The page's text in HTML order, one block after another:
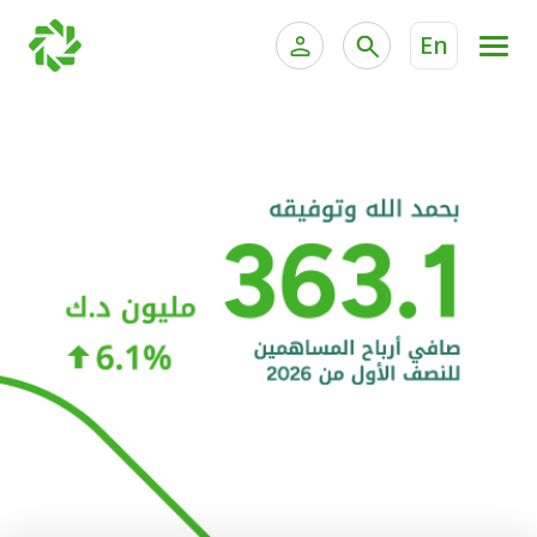
En
الخدمات المصرفية الإلكترونية للشركات
خدمة "بيتك" للتداول الإلكتروني
الحسابات المصرفية
البطاقات
"برامج العملاء"